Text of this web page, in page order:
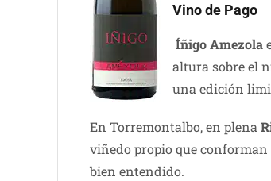
Vino de Pago
Íñigo Amezola
altura sobre el
una edición
En Torremontalbo, en plena
viñedo propio que
bien entendido.